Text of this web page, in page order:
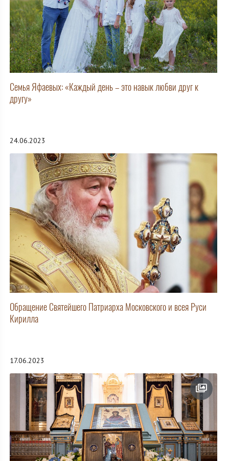
Семья Яфаевых: «Каждый день – это навык любви друг к
другу»
24.06.2023
Обращение Святейшего Патриарха Московского и всея Руси
Кирилла
17.06.2023